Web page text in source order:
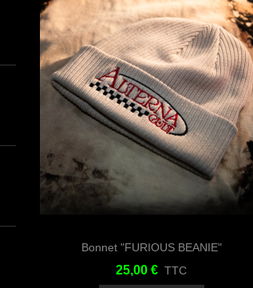
Aimer Partager
Bonnet "FURIOUS BEANIE"
Alternacultclothing
25,00 € TTC